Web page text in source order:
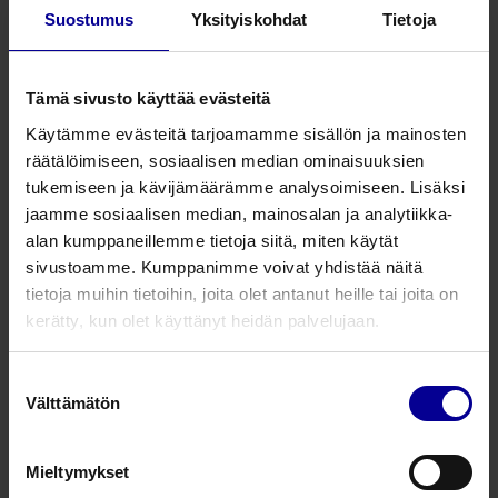
Suostumus Yksityiskohdat Tietoja
Tämä sivusto käyttää evästeitä
Käytämme evästeitä tarjoamamme sisällön ja mainosten
räätälöimiseen, sosiaalisen median ominaisuuksien
tukemiseen ja kävijämäärämme analysoimiseen. Lisäksi
jaamme sosiaalisen median, mainosalan ja analytiikka-
alan kumppaneillemme tietoja siitä, miten käytät
sivustoamme. Kumppanimme voivat yhdistää näitä
tietoja muihin tietoihin, joita olet antanut heille tai joita on
kerätty, kun olet käyttänyt heidän palvelujaan.
valinta
Välttämätön
Mieltymykset
harjoittelumalli
Gynekologiset tutkimusmallit
Simulaatiokoulutus
MODEL-med® synnytysmalli –
Sophie ja Sophien äiti
Gynekologiset tutkimusmallit
obstetriseen sisätutkimukseen –